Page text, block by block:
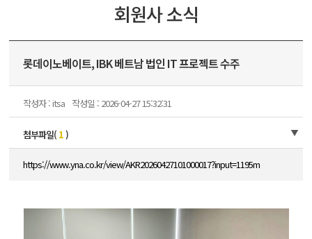
회원사 소식
롯데이노베이트, IBK 베트남 법인 IT 프로젝트 수주
작성자 : itsa 작성일 : 2026-04-27 15:32:31
첨부파일( 1 )
https://www.yna.co.kr/view/AKR20260427101000017?input=1195m